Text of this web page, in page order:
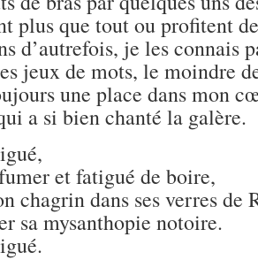
plus que tout ou profitent
d’autrefois, je les connais
jeux de mots, le moindre
une place dans mon
a si bien chanté la galère.
et fatigué de boire,
chagrin dans ses verres de
sa mysanthopie notoire.